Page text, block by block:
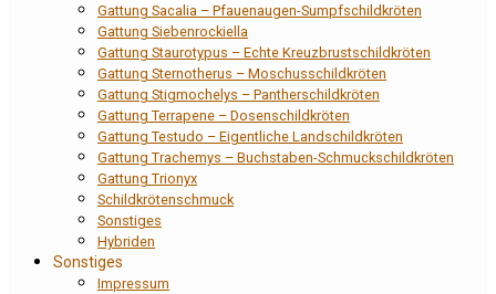
Gattung Sacalia – Pfauenaugen-Sumpfschildkröten
Gattung Siebenrockiella
Gattung Staurotypus – Echte Kreuzbrustschildkröten
Gattung Sternotherus – Moschusschildkröten
Gattung Stigmochelys – Pantherschildkröten
Gattung Terrapene – Dosenschildkröten
Gattung Testudo – Eigentliche Landschildkröten
Gattung Trachemys – Buchstaben-Schmuckschildkröten
Gattung Trionyx
Schildkrötenschmuck
Sonstiges
Hybriden
Sonstiges
Impressum